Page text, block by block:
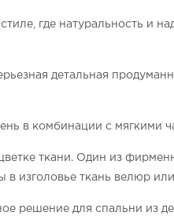
где натуральность и
детальная
в комбинации с мягкими
ткани. Один из
в изголовье ткань велюр
решение для спальни из